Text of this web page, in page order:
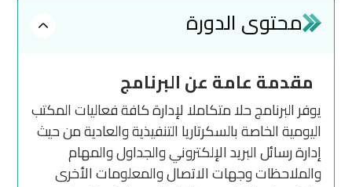
محتوى الدورة
مقدمة عامة عن البرنامج
يوفر البرنامج حلا متكاملا لإدارة كافة فعاليات المكتب
اليومية الخاصة بالسكرتاريا التنفيذية والعادية من حيث
إدارة رسائل البريد الإلكتروني والجداول والمهام
والملاحظات وجهات الاتصال والمعلومات الأخرى